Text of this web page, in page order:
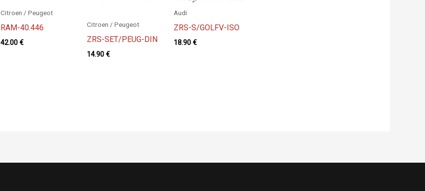
Citroen / Peugeot
RAM-40.446
42.00 €
Citroen / Peugeot
ZRS-SET/PEUG-DIN
14.90€
Audi
ZRS-S/GOLFV-ISO
18.90 €